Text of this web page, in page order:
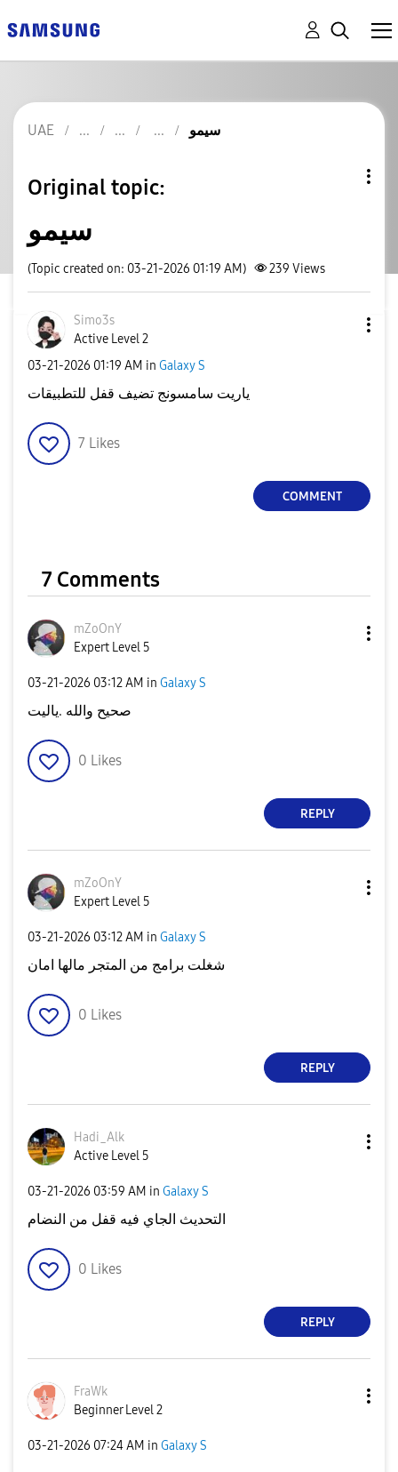
UAE سيمو
Original topic:
سيمو
(Topic created on: 03-21-2026 01:19 AM) 239 Views
Simo3s
Active Level 2
‎03-21-2026 01:19 AM in Galaxy S
7 Likes
COMMENT
7 Comments
mZoOnY
Expert Level 5
‎03-21-2026 03:12 AM in Galaxy S
صحيح والله .ياليت
0 Likes
REPLY
mZoOnY
Expert Level 5
‎03-21-2026 03:12 AM in Galaxy S
شغلت برامج من المتجر مالها امان
0 Likes
REPLY
Hadi_Alk
Active Level 5
‎03-21-2026 03:59 AM in Galaxy S
التحديث الجاي فيه قفل من النضام
0 Likes
REPLY
FraWk
Beginner Level 2
‎03-21-2026 07:24 AM in Galaxy S